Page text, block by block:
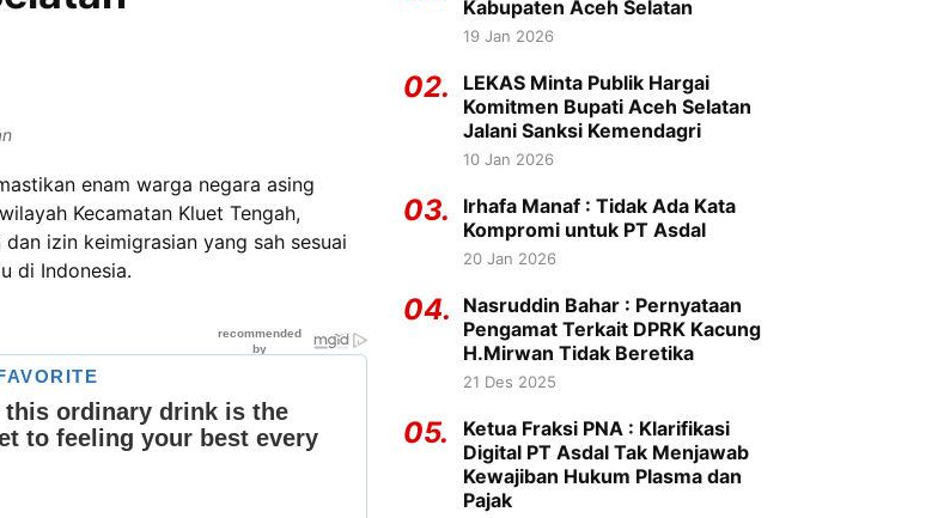
enam warga negara asing
Kecamatan Kluet Tengah,
izin keimigrasian yang sah sesuai
di Indonesia.
Kabupaten Aceh Selatan
19 Jan 2026
02.
LEKAS Minta Publik Hargai
Komitmen Bupati Aceh Selatan
Jalani Sanksi Kemendagri
10 Jan 2026
03.
Irhafa Manaf : Tidak Ada Kata
Kompromi untuk PT Asdal
20 Jan 2026
04.
Nasruddin Bahar : Pernyataan
Pengamat Terkait DPRK Kacung
H.Mirwan Tidak Beretika
21 Des 2025
05.
Ketua Fraksi PNA : Klarifikasi
Digital PT Asdal Tak Menjawab
Kewajiban Hukum Plasma dan
Pajak